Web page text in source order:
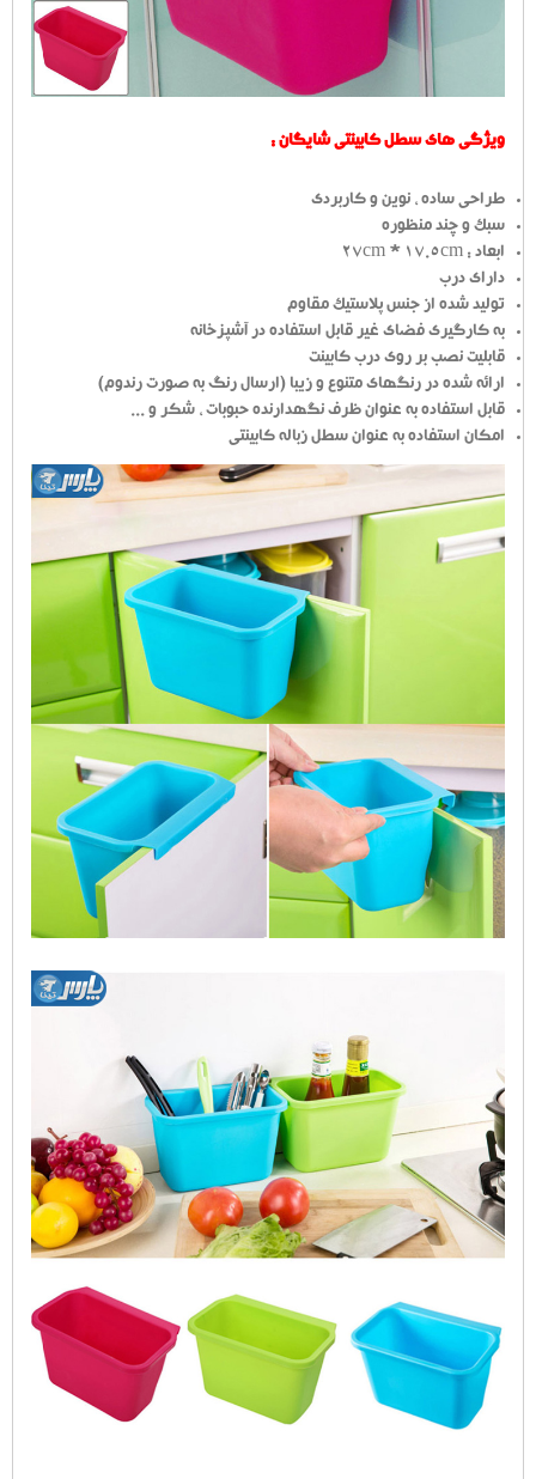
ویژگی های سطل کابینتی شایگان :
طراحی ساده ، نوین و کاربردی
سبک و چند منظوره
ابعاد : 27cm * 17.5cm
دارای درب
تولید شده از جنس پلاستیک مقاوم
به کارگیری فضای غیر قابل استفاده در آشپزخانه
قابلیت نصب بر روی درب کابینت
ارائه شده در رنگهای متنوع و زیبا (ارسال رنگ به صورت رندوم)
قابل استفاده به عنوان ظرف نگهدارنده حبوبات ، شکر و ...
امکان استفاده به عنوان سطل زباله کابینتی